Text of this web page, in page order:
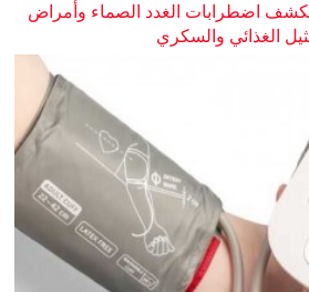
اضطرابات الغدد الصماء وأمراض
الغذائي والسكري